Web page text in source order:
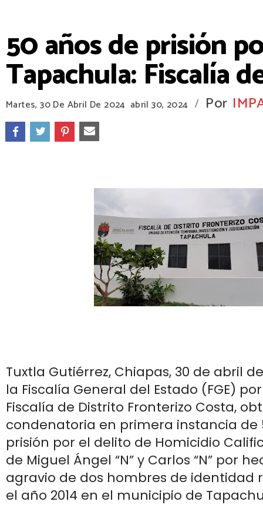
50 años de prisión
Tapachula: Fiscalía
Martes, 30 De Abril De 2024 abril 30, 2024 / Por
Tuxtla Gutiérrez, Chiapas, 30 de abril
la Fiscalía General del Estado (FGE)
Fiscalía de Distrito Fronterizo Costa,
condenatoria en primera instancia de
prisión por el delito de Homicidio
de Miguel Ángel “N” y Carlos “N” por
agravio de dos hombres de identidad
el año 2014 en el municipio de